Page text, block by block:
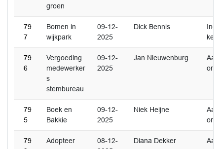
groen
79
7
Bomen in
wijkpark
09-12-
2025
Dick Bennis
ken
79
6
Vergoeding
medewerker
s
stembureau
09-12-
2025
Jan Nieuwenburg
79
5
Boek en
Bakkie
09-12-
2025
Niek Heijne
79
Adopteer
08-12-
Diana Dekker